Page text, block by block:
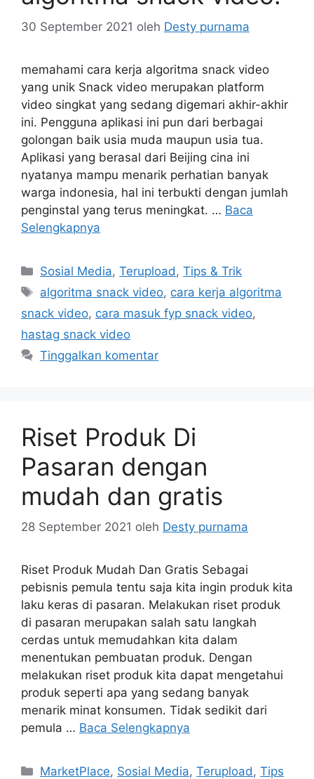
30 September 2021 oleh Desty purnama
memahami cara kerja algoritma snack video
yang unik Snack video merupakan platform
video singkat yang sedang digemari akhir-akhir
ini. Pengguna aplikasi ini pun dari berbagai
golongan baik usia muda maupun usia tua.
Aplikasi yang berasal dari Beijing cina ini
nyatanya mampu menarik perhatian banyak
warga indonesia, hal ini terbukti dengan jumlah
penginstal yang terus meningkat. … Baca
Selengkapnya
Kategori
Sosial Media,Terupload ,Tips & Trik
Tag
algoritma snack video, cara kerja algoritma
snack video, cara masuk fyp snack video,
hastag snack video
Tinggalkan komentar
Riset Produk Di
Pasaran dengan
mudah dan gratis
28 September 2021 oleh Desty purnama
Riset Produk Mudah Dan Gratis Sebagai
pebisnis pemula tentu saja kita ingin produk kita
laku keras di pasaran. Melakukan riset produk
di pasaran merupakan salah satu langkah
cerdas untuk memudahkan kita dalam
menentukan pembuatan produk. Dengan
melakukan riset produk kita dapat mengetahui
produk seperti apa yang sedang banyak
menarik minat konsumen. Tidak sedikit dari
pemula … Baca Selengkapnya
Kategori
MarketPlace, Sosial Media,Terupload,Tips